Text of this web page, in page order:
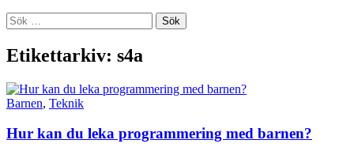
Sök
efter:
Etikettarkiv: s4a
Barnen, Teknik
Hur kan du leka programmering med barnen?